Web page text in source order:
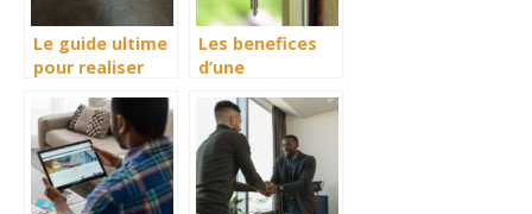
Le guide ultime
pour realiser
introspection et
trouver sa
mission de vie
Les benefices
d’une
professionnelle
pour valoriser
votre bien
immobilier